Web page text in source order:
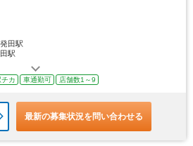
田駅
駅
チカ 車通勤可 店舗数1～9
最新の募集状況を問い合わせる